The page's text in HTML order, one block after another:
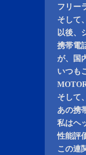
フリー
そして
以後、
携帯電
が、国
いつも
そして
あの携
私はヘ
性能評
この連